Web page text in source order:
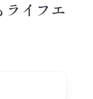
ライフエ